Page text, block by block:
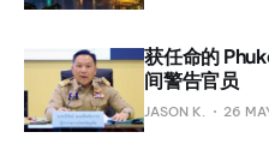
获任命的
间警告官员
JASON K. 26